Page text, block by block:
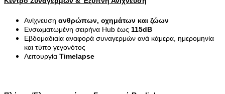
Ανίχνευση ανθρώπων, οχημάτων και ζώων
Ενσωματωμένη σειρήνα Hub έως 115dB
Εβδομαδιαία αναφορά συναγερμών ανά κάμερα, ημερομηνία
και τύπο γεγονότος
Λειτουργία Timelapse